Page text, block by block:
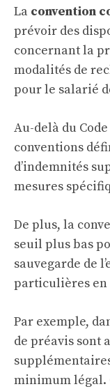
La convention
prévoir des
concernant la
modalités de
pour le salarié
Au-delà du
conventions
d’indemnités
mesures
De plus, la
seuil plus bas
sauvegarde de
particulières en
Par exemple,
de préavis sont
minimum légal.